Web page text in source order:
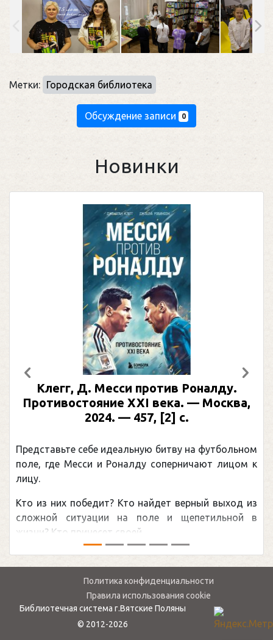
Метки: Городская библиотека
Обсуждение записи 0
Новинки
Клегг, Д. Месси против Роналду.
Противостояние XXI века. — Москва,
2024. — 457, [2] с.
Представьте себе идеальную битву на футбольном
поле, где Месси и Роналду соперничают лицом к
лицу.
Кто из них победит? Кто найдет верный выход из
сложной ситуации на поле и щепетильной в
жизни? Кто принесет своей ...
Предыдущий
Политика конфиденциальности
Правила использования cookie
Библиотечная система г.Вятские Поляны
© 2012-2026